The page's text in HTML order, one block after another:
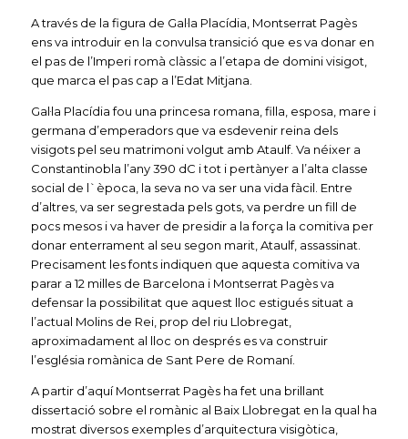
A través de la figura de Gal·la Placídia, Montserrat Pagès
ens va introduir en la convulsa transició que es va donar en
el pas de l’Imperi romà clàssic a l’etapa de domini visigot,
que marca el pas cap a l’Edat Mitjana.
Gal·la Placídia fou una princesa romana, filla, esposa, mare i
germana d’emperadors que va esdevenir reina dels
visigots pel seu matrimoni volgut amb Ataulf. Va néixer a
Constantinobla l’any 390 dC i tot i pertànyer a l’alta classe
social de l`època, la seva no va ser una vida fàcil. Entre
d’altres, va ser segrestada pels gots, va perdre un fill de
pocs mesos i va haver de presidir a la força la comitiva per
donar enterrament al seu segon marit, Ataulf, assassinat.
Precisament les fonts indiquen que aquesta comitiva va
parar a 12 milles de Barcelona i Montserrat Pagès va
defensar la possibilitat que aquest lloc estigués situat a
l’actual Molins de Rei, prop del riu Llobregat,
aproximadament al lloc on després es va construir
l’església romànica de Sant Pere de Romaní.
A partir d’aquí Montserrat Pagès ha fet una brillant
dissertació sobre el romànic al Baix Llobregat en la qual ha
mostrat diversos exemples d’arquitectura visigòtica,